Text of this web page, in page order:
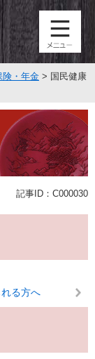
険・年金 > 国民健康
記事ID：C000030
る方へ